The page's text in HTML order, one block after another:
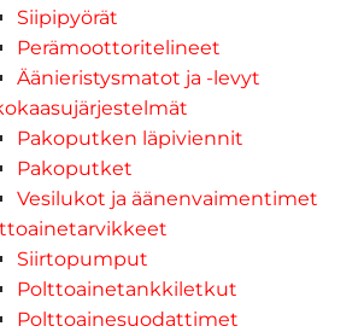
Siipipyörät
Perämoottoritelineet
Äänieristysmatot ja -levyt
Pakoputken läpiviennit
Pakoputket
Vesilukot ja äänenvaimentimet
Siirtopumput
Polttoainetankkiletkut
Polttoainesuodattimet